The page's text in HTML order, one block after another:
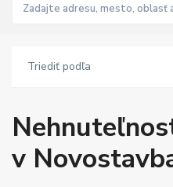
Triediť podľa
v